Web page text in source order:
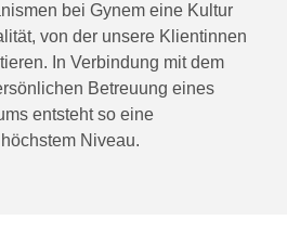
bei Gynem eine Kultur
von der unsere Klientinnen
In Verbindung mit dem
Betreuung eines
entsteht so eine
Niveau.